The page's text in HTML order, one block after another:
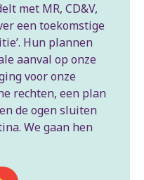
met MR, CD&V,
een toekomstige
Hun plannen
aanval op onze
voor onze
rechten, een plan
de ogen sluiten
We gaan hen